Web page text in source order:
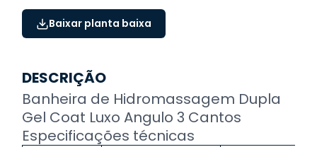
Baixar planta baixa
DESCRIÇÃO
Banheira de Hidromassagem Dupla
Gel Coat Luxo Angulo 3 Cantos
Especificações técnicas